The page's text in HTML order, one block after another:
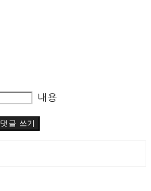
내용
댓글 쓰기